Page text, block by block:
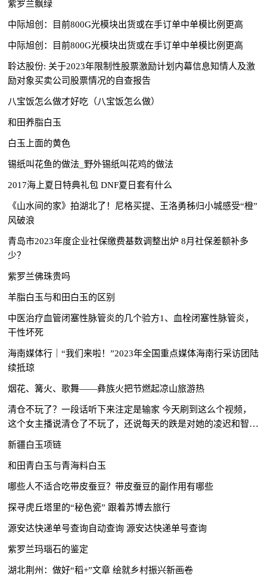
紫罗兰飘绿
中际旭创：目前800G光模块出货或在手订单中单模比例更高
中际旭创：目前800G光模块出货或在手订单中单模比例更高
聆达股份: 关于2023年限制性股票激励计划内幕信息知情人及激
励对象买卖公司股票情况的自查报告
八宝饭怎么做才好吃（八宝饭怎么做）
和田养脂白玉
白玉上面的黄色
锡纸叫花鱼的做法_野外锡纸叫花鸡的做法
2017海上夏日特典礼包 DNF夏日套有什么
《山水间的家》拍湖北了！尼格买提、王洛勇秭归小城感受“橙”
风破浪
青岛市2023年度企业社保缴费基数调整出炉 8月社保差额补多
少？
紫罗兰佛珠贵吗
羊脂白玉与和田白玉的区别
中医治疗血管闭塞性脉管炎的几个验方1、血栓闭塞性脉管炎，
干性坏死
海南媒体行｜“我们来啦！”2023年全国重点媒体海南行采访团陆
续抵琼
烟花、篝火、歌舞——彝族火把节燃起凉山旅游热
清仓不玩了？一段话听下来注定是输家 今天刷到这么个视频，
这个女主播说清仓了不玩了，还说每天的跌是对她的凌迟和智商
的极大侮辱。 我打个比喻吧，炒股就像吃药，看...
新疆白玉项链
和田青白玉与青海料白玉
哪些人不适合吃带皮蚕豆？带皮蚕豆的副作用有哪些
探寻虎丘塔里的“秘色瓷” 跟着苏博去旅行
源安达快递单号查询自动查询 源安达快递单号查询
紫罗兰玛瑙石的鉴定
湖北荆州：做好“稻+”文章 绘就乡村振兴新画卷